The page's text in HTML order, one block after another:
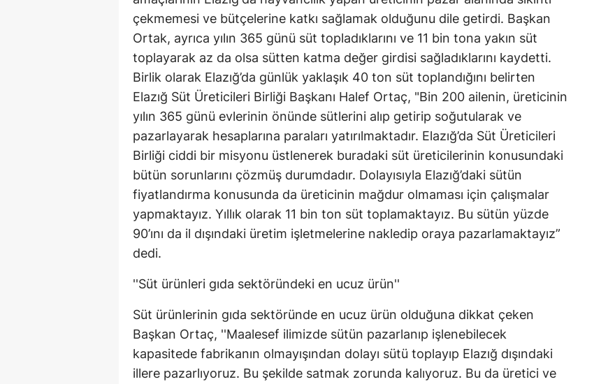
çekmemesi ve bütçelerine katkı sağlamak olduğunu dile getirdi. Başkan
Ortak, ayrıca yılın 365 günü süt topladıklarını ve 11 bin tona yakın süt
toplayarak az da olsa sütten katma değer girdisi sağladıklarını kaydetti.
Birlik olarak Elazığ’da günlük yaklaşık 40 ton süt toplandığını belirten
Elazığ Süt Üreticileri Birliği Başkanı Halef Ortaç, "Bin 200 ailenin, üreticinin
yılın 365 günü evlerinin önünde sütlerini alıp getirip soğutularak ve
pazarlayarak hesaplarına paraları yatırılmaktadır. Elazığ’da Süt Üreticileri
Birliği ciddi bir misyonu üstlenerek buradaki süt üreticilerinin konusundaki
bütün sorunlarını çözmüş durumdadır. Dolayısıyla Elazığ’daki sütün
fiyatlandırma konusunda da üreticinin mağdur olmaması için çalışmalar
yapmaktayız. Yıllık olarak 11 bin ton süt toplamaktayız. Bu sütün yüzde
90’ını da il dışındaki üretim işletmelerine nakledip oraya pazarlamaktayız”
dedi.
''Süt ürünleri gıda sektöründeki en ucuz ürün''
Süt ürünlerinin gıda sektöründe en ucuz ürün olduğuna dikkat çeken
Başkan Ortaç, ''Maalesef ilimizde sütün pazarlanıp işlenebilecek
kapasitede fabrikanın olmayışından dolayı sütü toplayıp Elazığ dışındaki
illere pazarlıyoruz. Bu şekilde satmak zorunda kalıyoruz. Bu da üretici ve